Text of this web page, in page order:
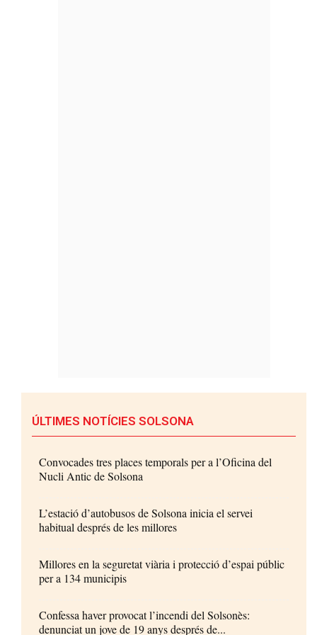
ÚLTIMES NOTÍCIES SOLSONA
Convocades tres places temporals per a l’Oficina del
Nucli Antic de Solsona
L’estació d’autobusos de Solsona inicia el servei
habitual després de les millores
Millores en la seguretat viària i protecció d’espai públic
per a 134 municipis
Confessa haver provocat l’incendi del Solsonès:
denunciat un jove de 19 anys després de...